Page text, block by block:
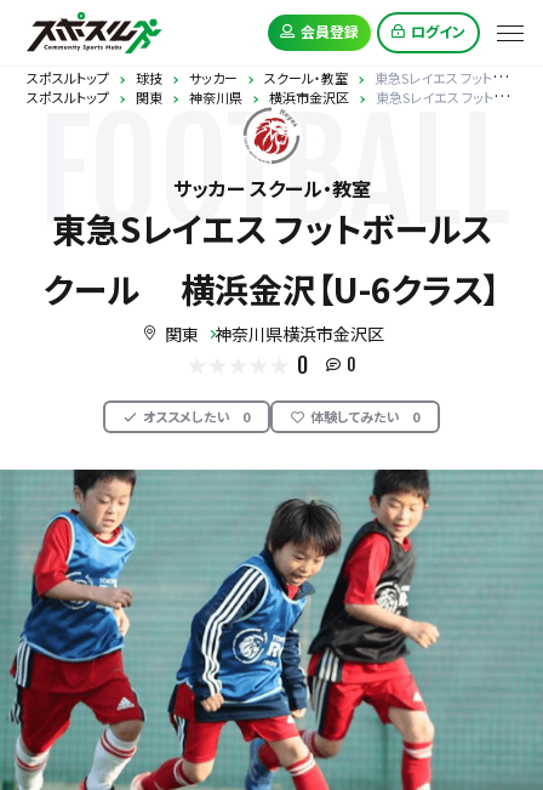
会員登録 ログイン
スポスルトップ 球技 サッカー スクール・教室
東急Sレイエス フットボールスクール 横浜金沢【U-6クラス】
スポスルトップ
関東 神奈川県 横浜市金沢区 東急Sレイエス フットボールスクール 横浜金沢【U-6クラス】
FOOTBALL
サッカー スクール・教室
東急Sレイエス フットボールス
クール 横浜金沢【U-6クラス】
関東 神奈川県横浜市金沢区
0 0
オススメしたい 0 体験してみたい 0